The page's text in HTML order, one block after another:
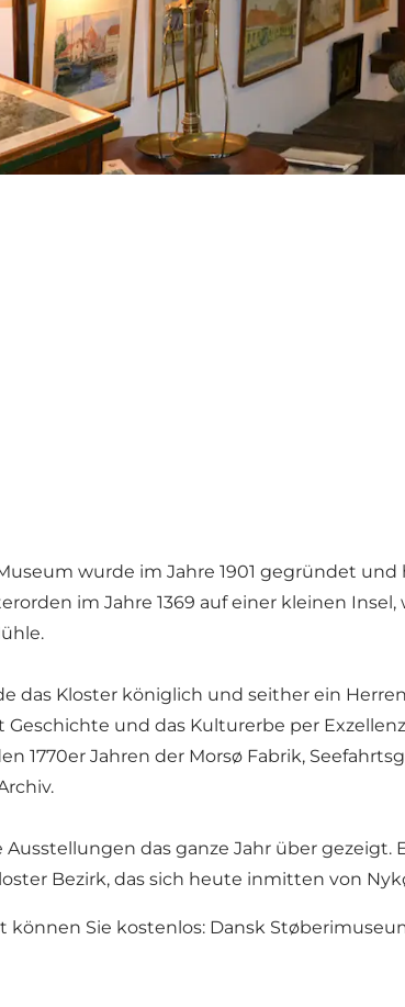
wurde im Jahre 1901 gegründet
im Jahre 1369 auf einer kleinen
das Kloster königlich und seither ein
und das Kulturerbe per
1770er Jahren der Morsø Fabrik,
das ganze Jahr über
Bezirk, das sich heute inmitten von
Sie kostenlos: Dansk